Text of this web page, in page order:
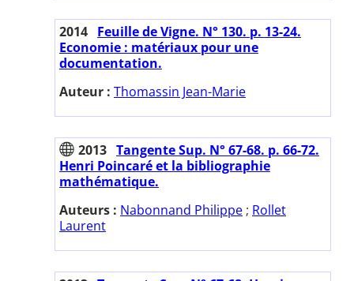
2014 Feuille de Vigne. N° 130. p. 13-24.
Economie : matériaux pour une
documentation.
Auteur : Thomassin Jean-Marie
2013 Tangente Sup. N° 67-68. p. 66-72.
Henri Poincaré et la bibliographie
mathématique.
Auteurs : Nabonnand Philippe ; Rollet
Laurent